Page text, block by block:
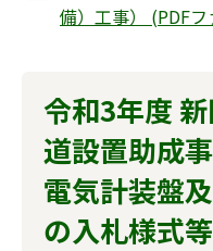
備）工事） (PDF
令和3年度
道設置助成
電気計装盤
の入札様式